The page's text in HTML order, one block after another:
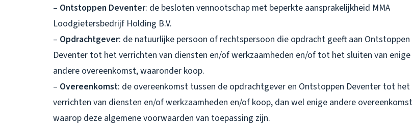
– Ontstoppen Deventer: de besloten vennootschap met beperkte aansprakelijkheid MMA
Loodgietersbedrijf Holding B.V.
– Opdrachtgever: de natuurlijke persoon of rechtspersoon die opdracht geeft aan Ontstoppen
Deventer tot het verrichten van diensten en/of werkzaamheden en/of tot het sluiten van enige
andere overeenkomst, waaronder koop.
– Overeenkomst: de overeenkomst tussen de opdrachtgever en Ontstoppen Deventer tot het
verrichten van diensten en/of werkzaamheden en/of koop, dan wel enige andere overeenkomst
waarop deze algemene voorwaarden van toepassing zijn.